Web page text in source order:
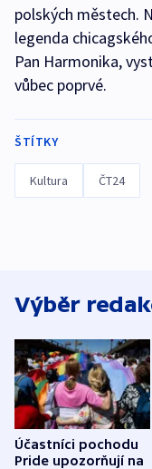
polských městech.
legenda
Pan Harmonika,
vůbec poprvé.
ŠTÍTKY
Kultura ČT24
Výběr
Účastníci pochodu
Pride upozorňují na